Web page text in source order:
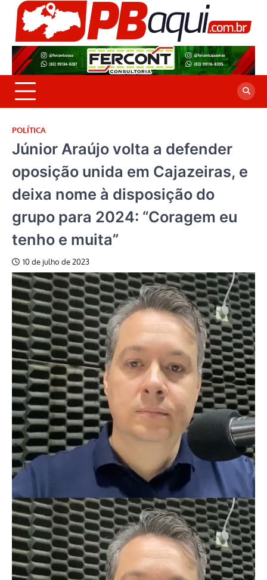
Skip
content
POLÍTICA
Júnior Araújo volta a defender
oposição unida em Cajazeiras, e
deixa nome à disposição do
grupo para 2024: “Coragem eu
tenho e muita”
10 de julho de 2023